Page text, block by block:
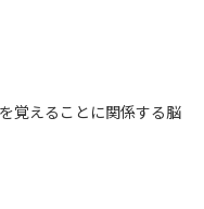
えることに関係する脳